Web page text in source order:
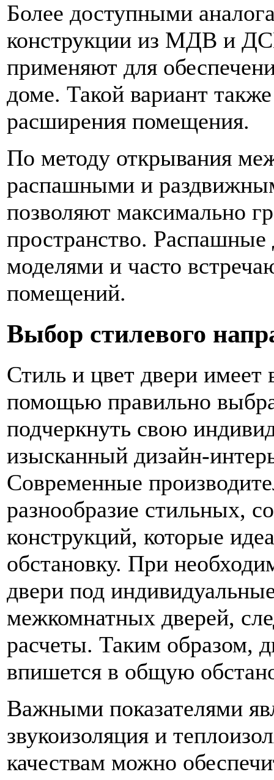
Более доступными
конструкции из МДВ и
применяют для
доме. Такой вариант
расширения помещения.
По методу открывания
распашными и
позволяют максимально
пространство. Распашные
моделями и часто
помещений.
Выбор стилевого
Стиль и цвет двери имеет
помощью правильно
подчеркнуть свою
изысканный дизайн-
Современные
разнообразие стильных,
конструкций, которые
обстановку. При
двери под
межкомнатных дверей,
расчеты. Таким образом,
впишется в общую
Важными показателями
звукоизоляция и
качествам можно